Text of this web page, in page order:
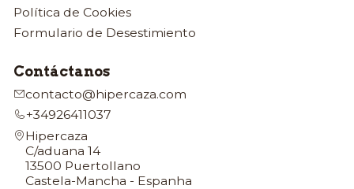
Política de Cookies
Formulario de Desestimiento
Contáctanos
contacto@hipercaza.com
+34926411037
Hipercaza
C/aduana 14
13500 Puertollano
Castela-Mancha - Espanha